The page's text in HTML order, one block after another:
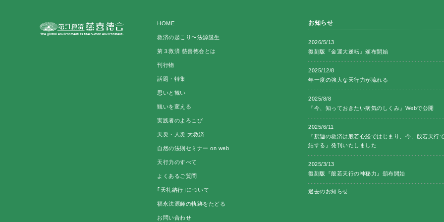
HOME
救済の起こり〜法源誕生
第３救済 慈喜徳会とは
刊行物
話題・特集
思いと観い
観いを変える
実践者のよろこび
天災・人災 大救済
自然の法則セミナー on web
天行力のすべて
よくあるご質問
｢天礼納行｣について
福永法源師の軌跡をたどる
お問い合わせ
お知らせ
2026/5/13
復刻版『金運大逆転』頒布開始
2025/12/8
年一度の強大な天行力が流れる
2025/8/8
『今、知っておきたい病気のしくみ』Webで公開
2025/6/11
『釈迦の救済は般若心経ではじまり、今、般若天行
結する』発刊いたしました
2025/3/13
復刻版『般若天行の神秘力』頒布開始
過去のお知らせ